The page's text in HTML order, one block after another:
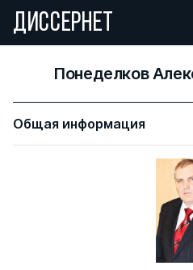
ДИССЕРНЕТ
Понеделков
Общая информация